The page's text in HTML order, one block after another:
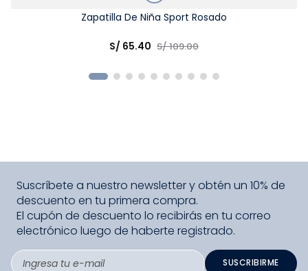
Zapatilla De Niña Sport Rosado
S/ 65.40 S/109.00
Suscríbete a nuestro newsletter y obtén un 10% de
descuento en tu primera compra.
El cupón de descuento lo recibirás en tu correo
electrónico luego de haberte registrado.
SUSCRIBIRME